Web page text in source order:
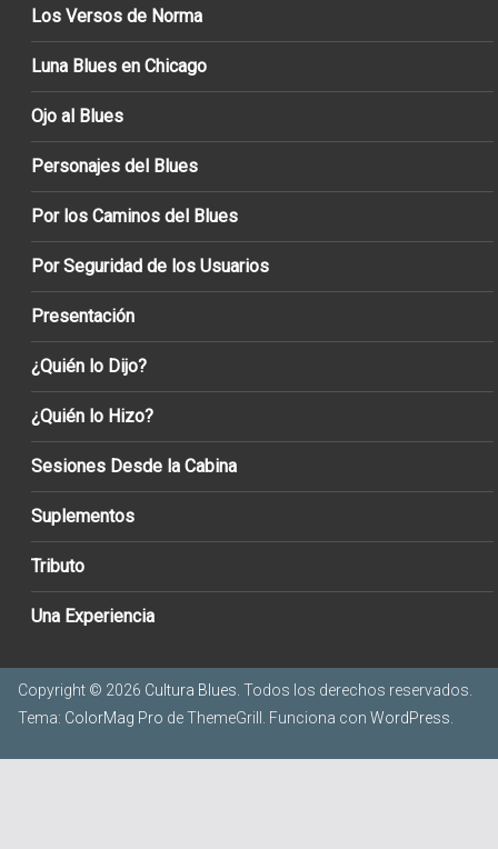
Los Versos de Norma
Luna Blues en Chicago
Ojo al Blues
Personajes del Blues
Por los Caminos del Blues
Por Seguridad de los Usuarios
Presentación
¿Quién lo Dijo?
¿Quién lo Hizo?
Sesiones Desde la Cabina
Suplementos
Tributo
Una Experiencia
Copyright © 2026 Cultura Blues . Todos los derechos reservados.
Tema: ColorMag Pro de ThemeGrill. Funciona con WordPress